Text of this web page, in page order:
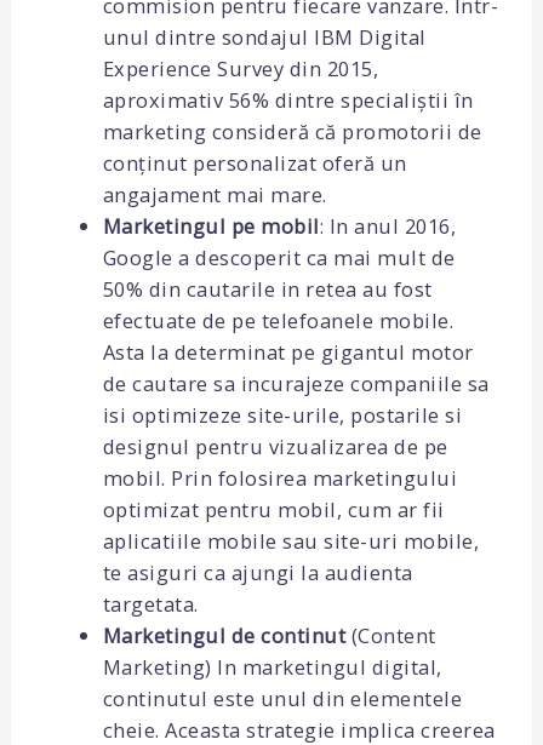
unul dintre sondajul IBM Digital
Experience Survey din 2015,
aproximativ 56% dintre specialiștii în
marketing consideră că promotorii de
conținut personalizat oferă un
angajament mai mare.
Marketingul pe mobil: In anul 2016,
Google a descoperit ca mai mult de
50% din cautarile in retea au fost
efectuate de pe telefoanele mobile.
Asta la determinat pe gigantul motor
de cautare sa incurajeze companiile sa
isi optimizeze site-urile, postarile si
designul pentru vizualizarea de pe
mobil. Prin folosirea marketingului
optimizat pentru mobil, cum ar fii
aplicatiile mobile sau site-uri mobile,
te asiguri ca ajungi la audienta
targetata.
Marketingul de continut(Content
Marketing) In marketingul digital,
continutul este unul din elementele
cheie. Aceasta strategie implica creerea